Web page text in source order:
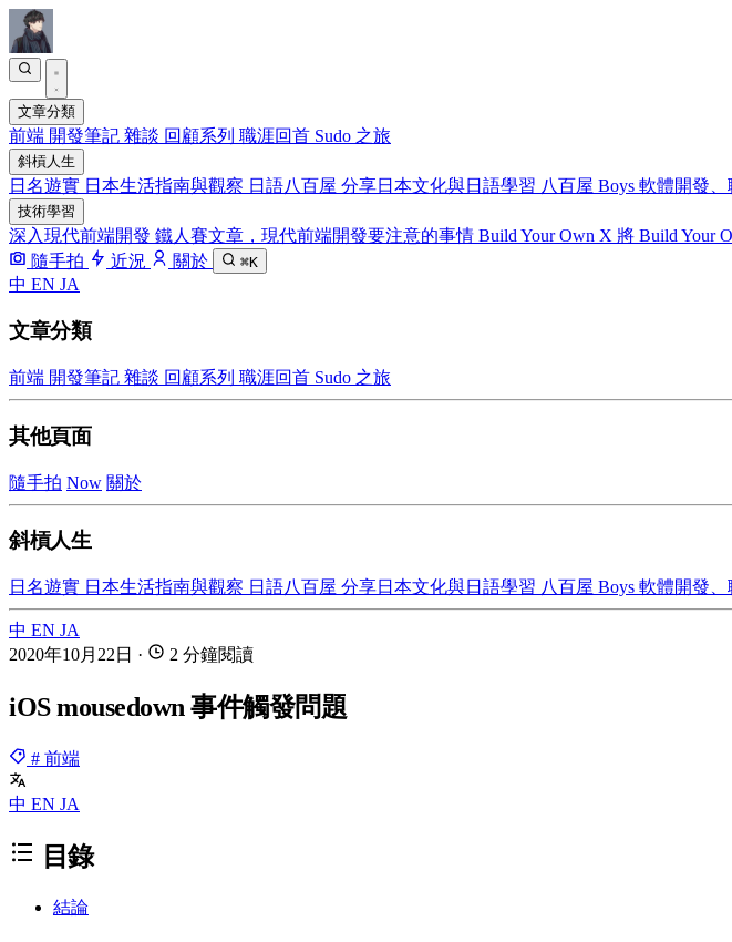
文章分類
前端 開發筆記 雜談 回顧系列 職涯回首 Sudo 之旅
斜槓人生
日名遊實 日本生活指南與觀察 日語八百屋 分享日本文化與日語學習 八百屋 Boys 軟體開發、
技術學習
深入現代前端開發 鐵人賽文章，現代前端開發要注意的事情 Build Your Own X 將 Build Your
隨手拍
近況 關於 ⌘K
中 EN JA
文章分類
前端 開發筆記 雜談 回顧系列 職涯回首 Sudo 之旅
其他頁面
隨手拍 Now 關於
斜槓人生
日名遊實 日本生活指南與觀察 日語八百屋 分享日本文化與日語學習 八百屋 Boys 軟體開發、
中 EN JA
2020年10月22日 · 2 分鐘閱讀
iOS mousedown 事件觸發問題
# 前端
中 EN JA
目錄
結論